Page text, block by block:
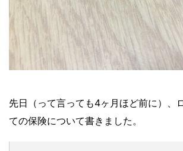
先日（って言っても4ヶ月ほど前に）、
ての保険について書きました。